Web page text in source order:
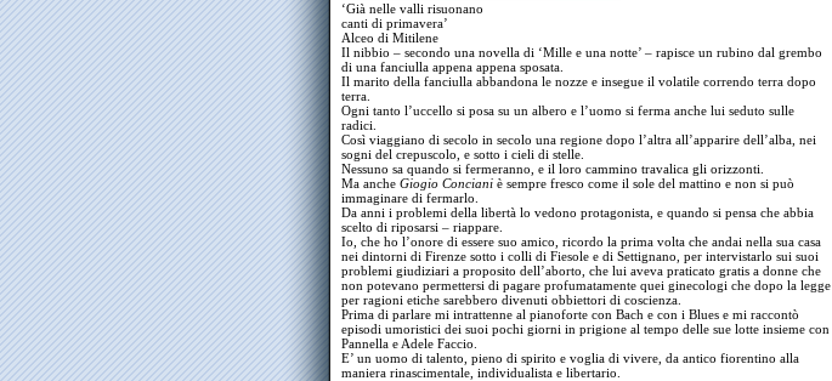
‘Già nelle valli risuonano
canti di primavera’
Alceo di Mitilene
Il nibbio – secondo una novella di ‘Mille e una notte’ – rapisce un rubino dal grembo
di una fanciulla appena appena sposata.
Il marito della fanciulla abbandona le nozze e insegue il volatile correndo terra dopo
terra.
Ogni tanto l’uccello si posa su un albero e l’uomo si ferma anche lui seduto sulle
radici.
Così viaggiano di secolo in secolo una regione dopo l’altra all’apparire dell’alba, nei
sogni del crepuscolo, e sotto i cieli di stelle.
Nessuno sa quando si fermeranno, e il loro cammino travalica gli orizzonti.
Ma anche Giogio Conciani è sempre fresco come il sole del mattino e non si può
immaginare di fermarlo.
Da anni i problemi della libertà lo vedono protagonista, e quando si pensa che abbia
scelto di riposarsi – riappare.
Io, che ho l’onore di essere suo amico, ricordo la prima volta che andai nella sua casa
nei dintorni di Firenze sotto i colli di Fiesole e di Settignano, per intervistarlo sui suoi
problemi giudiziari a proposito dell’aborto, che lui aveva praticato gratis a donne che
non potevano permettersi di pagare profumatamente quei ginecologi che dopo la legge
per ragioni etiche sarebbero divenuti obbiettori di coscienza.
Prima di parlare mi intrattenne al pianoforte con Bach e con i Blues e mi raccontò
episodi umoristici dei suoi pochi giorni in prigione al tempo delle sue lotte insieme con
Pannella e Adele Faccio.
E’ un uomo di talento, pieno di spirito e voglia di vivere, da antico fiorentino alla
maniera rinascimentale, individualista e libertario.